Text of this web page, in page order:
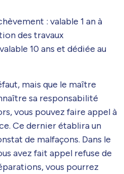
: valable 1 an à
des travaux
10 ans et dédiée au
mais que le maître
sa responsabilité
vous pouvez faire appel à
Ce dernier établira un
de malfaçons. Dans le
avez fait appel refuse de
vous pourrez